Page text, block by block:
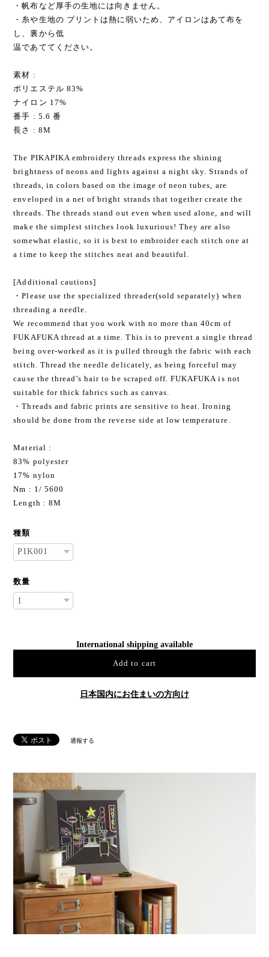
・帆布など厚手の生地には向きません。
・糸や生地の プリントは熱に弱いため、アイロンはあて布を
し、裏から低
温であててください。
素材 :
ポリエステル 83%
ナイロン 17%
番手 : 5.6 番
長さ : 8M
The PIKAPIKA embroidery threads express the shining
brightness of neons and lights against a night sky. Strands of
threads, in colors based on the image of neon tubes, are
enveloped in a net of bright strands that together create the
threads. The threads stand out even when used alone, and will
make the simplest stitches look luxurious! They are also
somewhat elastic, so it is best to embroider each stitch one at
a time to keep the stitches neat and beautiful.
[Additional cautions]
・Please use the specialized threader(sold separately) when
threading a needle.
We recommend that you work with no more than 40cm of
FUKAFUKA thread at a time. This is to prevent a single thread
being over-worked as it is pulled through the fabric with each
stitch. Thread the needle delicately, as being forceful may
cause the thread’s hair to be scraped off. FUKAFUKA is not
suitable for thick fabrics such as canvas.
・Threads and fabric prints are sensitive to heat. Ironing
should be done from the reverse side at low temperature.
Material :
83% polyester
17% nylon
Nm : 1/ 5600
Length : 8M
種類
数量
International shipping available
Add to cart
日本国内にお住まいの方向け
通報する